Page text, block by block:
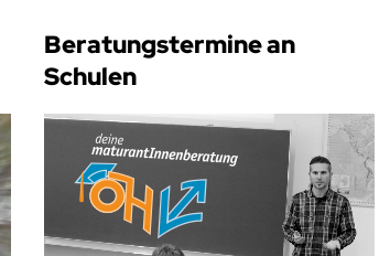
Beratungstermine an
Schulen